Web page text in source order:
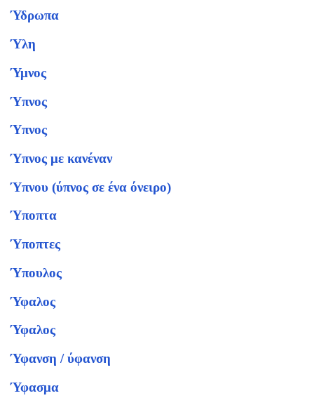
Ύδρωπα
Ύλη
Ύμνος
Ύπνος
Ύπνος
Ύπνος με κανέναν
Ύπνου (ύπνος σε ένα όνειρο)
Ύποπτα
Ύποπτες
Ύπουλος
Ύφαλος
Ύφαλος
Ύφανση / ύφανση
Ύφασμα